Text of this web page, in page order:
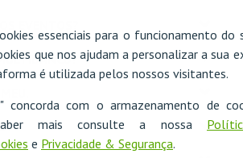
essenciais para o funcionamento do
que nos ajudam a personalizar a sua
é utilizada pelos nossos visitantes.
concorda com o armazenamento de
mais consulte a nossa
e Privacidade & Segurança.
EVENTOS?